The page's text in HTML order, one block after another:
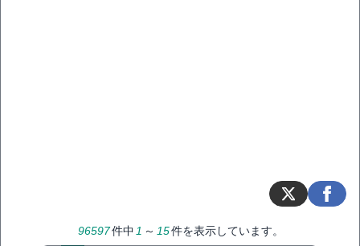
96597件中 1 ～ 15件を表示しています。